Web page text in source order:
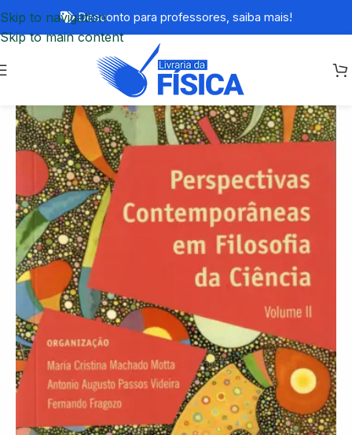
Skip to navigation
Skip to main content
Desconto para professores, saiba mais!